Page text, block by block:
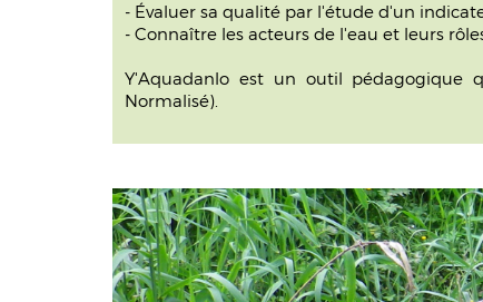
- Évaluer sa qualité par l'étude d'un
- Connaître les acteurs de l'eau et leurs
Y'Aquadanlo est un outil pédagogique
Normalisé).